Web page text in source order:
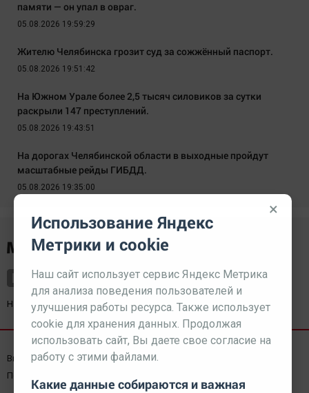
памяти — он упал в овраг.
05.08.2026 19:59:29
Жителю Челябинска грозит суд за сожжённый паспорт.
05.08.2026 19:51:42
На Южном Урале более 2,5 тысяч силовиков за сутки
раскрыли 147 преступлений.
05.08.2026 19:43:51
На дорогах Челябинской области в выходные пройдут
масштабные рейды ГИБДД.
05.08.2026 19:35:00
Наш партнерkurorty-sochi.ru
Выходные данные СМИ Реклама
Пользовательское соглашение
×
Использование Яндекс
Метрики и cookie
Наш сайт использует сервис Яндекс Метрика
для анализа поведения пользователей и
улучшения работы ресурса. Также использует
cookie для хранения данных. Продолжая
использовать сайт, Вы даете свое согласие на
работу с этими файлами.
Какие данные собираются и важная